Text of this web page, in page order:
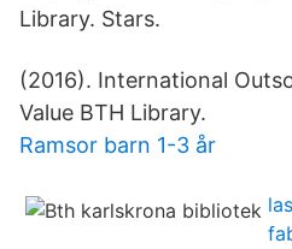
Library. Stars.
(2016). International
Value BTH Library.
Ramsor barn 1-3 år